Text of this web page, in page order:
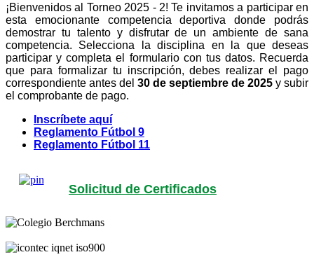
¡Bienvenidos al Torneo 2025 - 2! Te invitamos a participar en
esta emocionante competencia deportiva donde podrás
demostrar tu talento y disfrutar de un ambiente de sana
competencia. Selecciona la disciplina en la que deseas
participar y completa el formulario con tus datos. Recuerda
que para formalizar tu inscripción, debes realizar el pago
correspondiente antes del 30 de septiembre de 2025 y subir
el comprobante de pago.
Inscríbete aquí
Reglamento Fútbol 9
Reglamento Fútbol 11
Solicitud de Certificados